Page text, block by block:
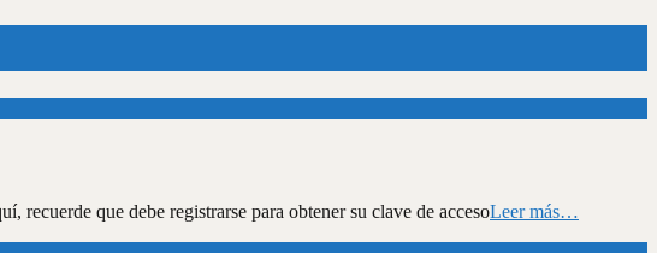
que debe registrarse para obtener su clave de accesoLeer más…